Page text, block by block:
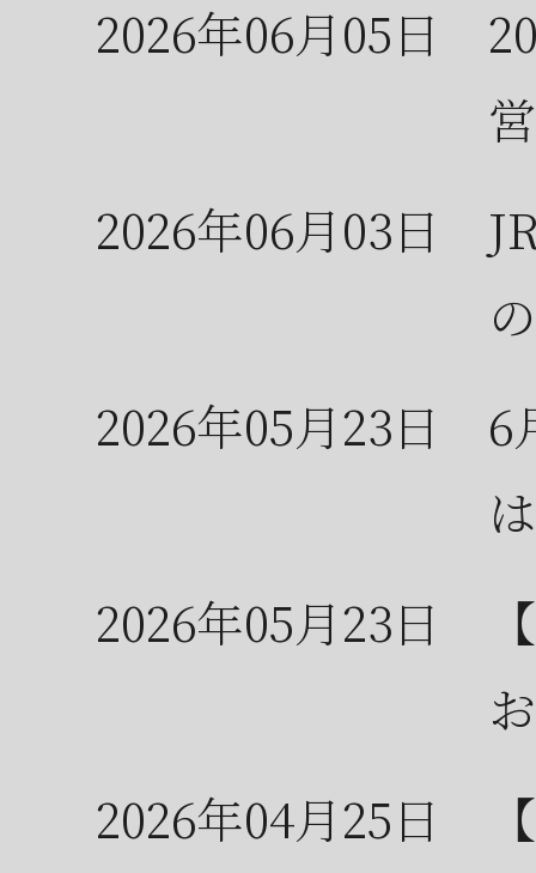
2026年06月05日
2026年06月03日
2026年05月23日
6
2026年05月23日
2026年04月25日